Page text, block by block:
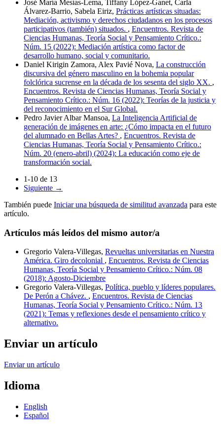
José María Mesías-Lema, Tiffany López-Ganet, Carla
Álvarez-Barrio, Sabela Eiriz, Prácticas artísticas situadas:
Mediación, activismo y derechos ciudadanos en los procesos
participativos (también) situados. , Encuentros. Revista de
Ciencias Humanas, Teoría Social y Pensamiento Crítico.:
Núm. 15 (2022): Mediación artística como factor de
desarrollo humano, social y comunitario.
Daniel Kirigin Zamora, Alex Pavié Nova, La construcción
discursiva del género masculino en la bohemia popular
folclórica sucrense en la década de los sesenta del siglo XX. ,
Encuentros. Revista de Ciencias Humanas, Teoría Social y
Pensamiento Crítico.: Núm. 16 (2022): Teorías de la justicia y
del reconocimiento en el Sur Global.
Pedro Javier Albar Mansoa, La Inteligencia Artificial de
generación de imágenes en arte: ¿Cómo impacta en el futuro
del alumnado en Bellas Artes? , Encuentros. Revista de
Ciencias Humanas, Teoría Social y Pensamiento Crítico.:
Núm. 20 (enero-abril) (2024): La educación como eje de
transformación social.
1-10 de 13
Siguiente →
También puede Iniciar una búsqueda de similitud avanzada para este
artículo.
Artículos más leídos del mismo autor/a
Gregorio Valera-Villegas, Revueltas universitarias en Nuestra
América. Giro decolonial , Encuentros. Revista de Ciencias
Humanas, Teoría Social y Pensamiento Crítico.: Núm. 08
(2018): Agosto-Diciembre
Gregorio Valera-Villegas, Política, pueblo y líderes populares.
De Perón a Chávez. , Encuentros. Revista de Ciencias
Humanas, Teoría Social y Pensamiento Crítico.: Núm. 13
(2021): Temas y reflexiones desde el pensamiento crítico y
alternativo.
Enviar un artículo
Enviar un artículo
Idioma
English
Español